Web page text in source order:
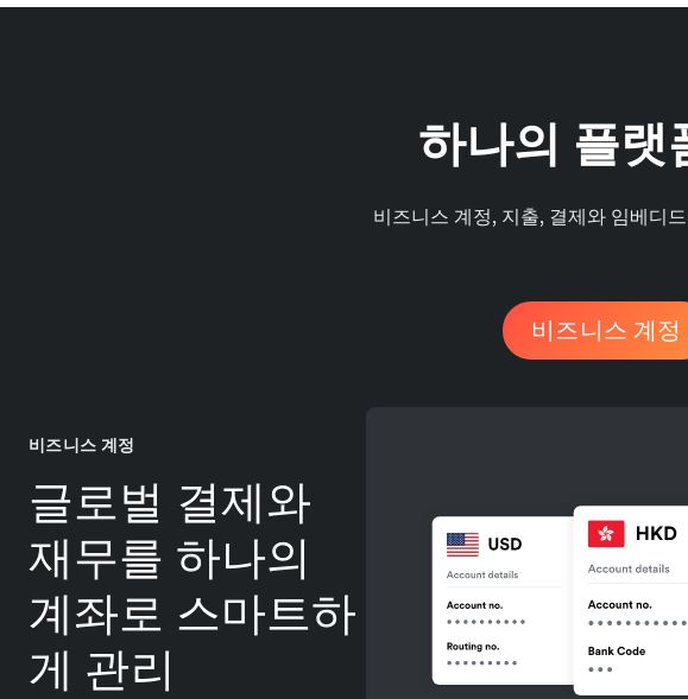
하나의 플랫
비즈니스 계정, 지출, 결제와 임베디
비즈니스 계정
비즈니스 계정
글로벌 결제와
재무를 하나의
계좌로 스마트하
게 관리